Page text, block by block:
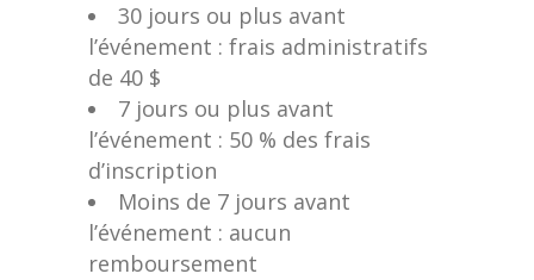
30 jours ou plus avant
l’événement : frais administratifs
de 40 $
7 jours ou plus avant
l’événement : 50 % des frais
d’inscription
Moins de 7 jours avant
l’événement : aucun
remboursement